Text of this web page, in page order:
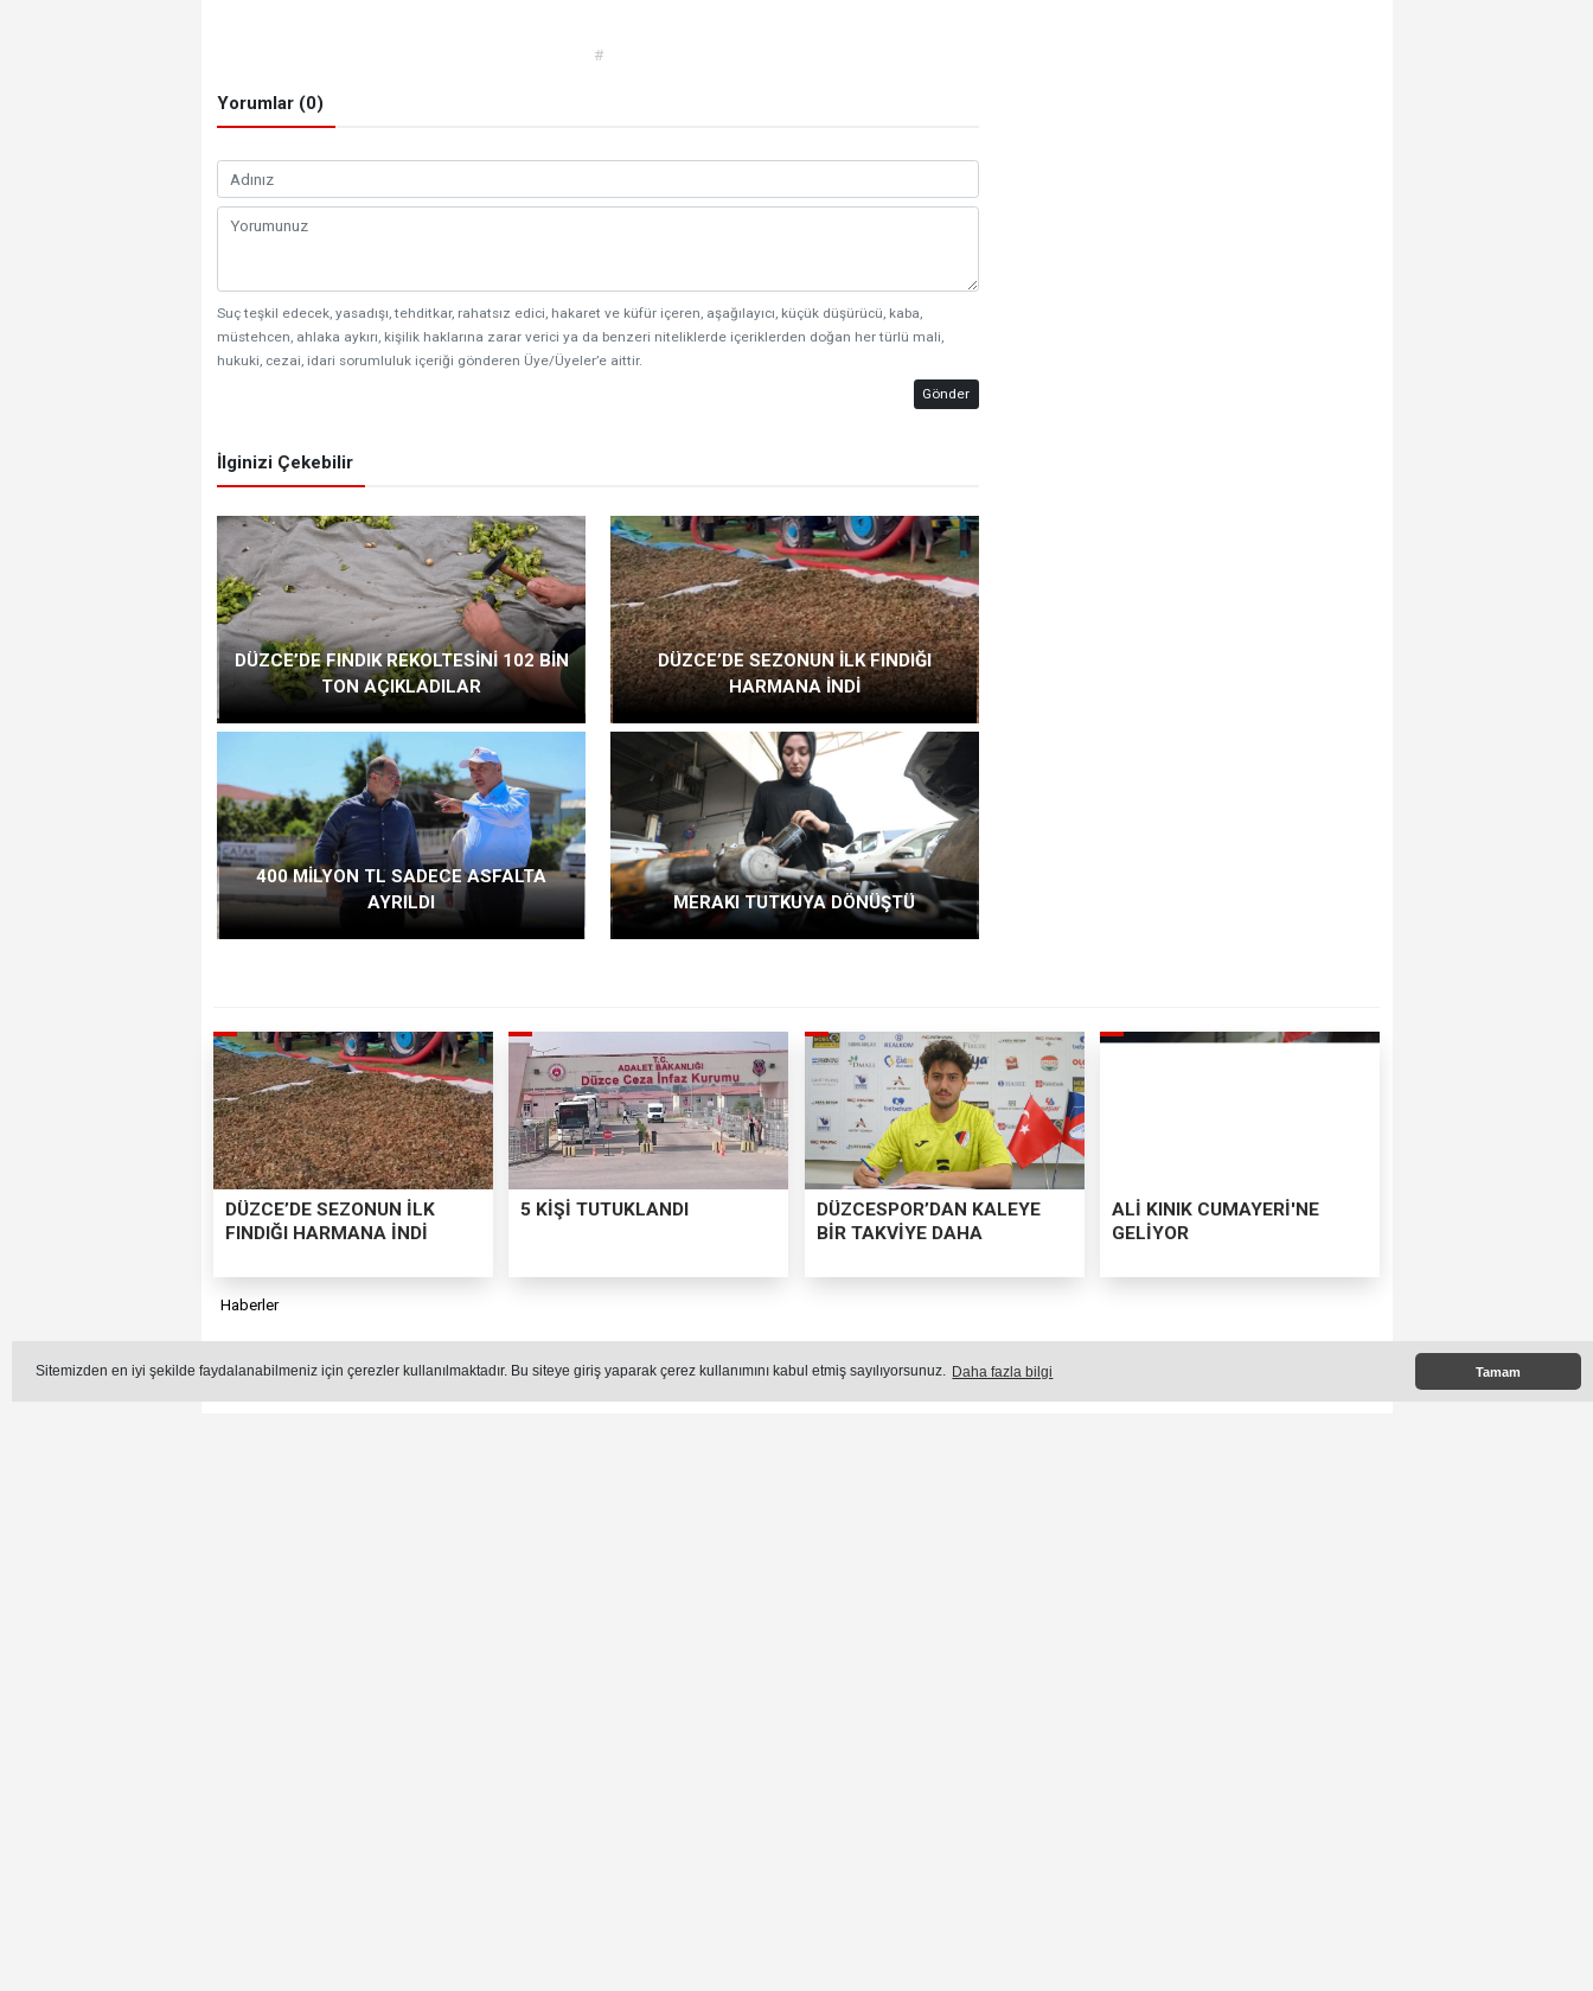
Sitemizden en iyi şekilde faydalanabilmeniz için çerezler kullanılmaktadır. Bu siteye giriş yaparak çerez kullanımını kabul etmiş sayılıyorsunuz. Daha fazla bilgi Tamam
#
Yorumlar (0)
Suç teşkil edecek, yasadışı, tehditkar, rahatsız edici, hakaret ve küfür içeren, aşağılayıcı, küçük düşürücü, kaba,
müstehcen, ahlaka aykırı, kişilik haklarına zarar verici ya da benzeri niteliklerde içeriklerden doğan her türlü mali,
hukuki, cezai, idari sorumluluk içeriği gönderen Üye/Üyeler’e aittir.
Gönder
İlginizi Çekebilir
DÜZCE’DE FINDIK REKOLTESİNİ 102 BİN
TON AÇIKLADILAR
DÜZCE’DE SEZONUN İLK FINDIĞI
HARMANA İNDİ
400 MİLYON TL SADECE ASFALTA
AYRILDI
MERAKI TUTKUYA DÖNÜŞTÜ
DÜZCE’DE SEZONUN İLK
FINDIĞI HARMANA İNDİ
5 KİŞİ TUTUKLANDI
DÜZCESPOR’DAN KALEYE
BİR TAKVİYE DAHA
ALİ KINIK CUMAYERİ'NE
GELİYOR
Haberler
MERAKI TUTKUYA DÖNÜŞTÜ